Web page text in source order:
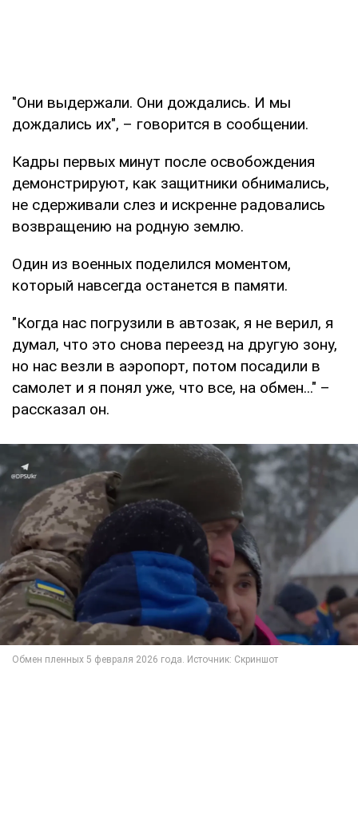
"Они выдержали. Они дождались. И мы
дождались их", – говорится в сообщении.
Кадры первых минут после освобождения
демонстрируют, как защитники обнимались,
не сдерживали слез и искренне радовались
возвращению на родную землю.
Один из военных поделился моментом,
который навсегда останется в памяти.
"Когда нас погрузили в автозак, я не верил, я
думал, что это снова переезд на другую зону,
но нас везли в аэропорт, потом посадили в
самолет и я понял уже, что все, на обмен..." –
рассказал он.